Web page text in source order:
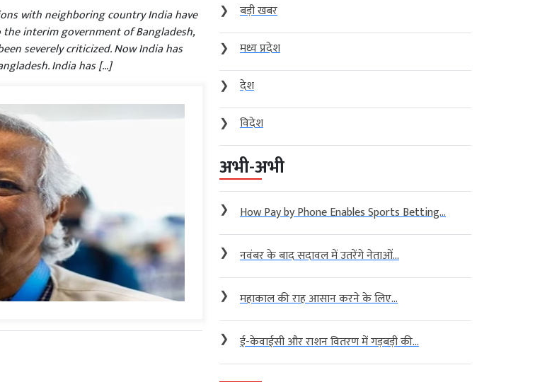
with neighboring country India have
interim government of Bangladesh,
severely criticized. Now India has
India has […]
❯
बड़ी खबर
❯
मध्य प्रदेश
❯
देश
❯
विदेश
अभी-अभी
❯ How Pay by Phone Enables Sports Betting...
❯ नवंबर के बाद सदावल में उतरेंगे नेताओं...
❯ महाकाल की राह आसान करने के लिए...
❯ ई-केवाईसी और राशन वितरण में गड़बड़ी की...